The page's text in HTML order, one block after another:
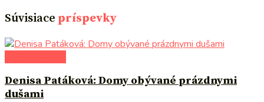
Súvisiace príspevky
Denisa Patáková: Domy obývané prázdnymi
dušami